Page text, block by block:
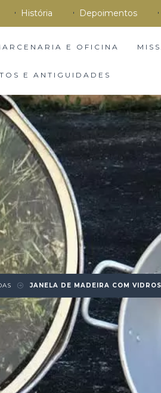
História Depoimentos
E OFICINA
E ANTIGUIDADES
JANELA DE MADEIRA COM